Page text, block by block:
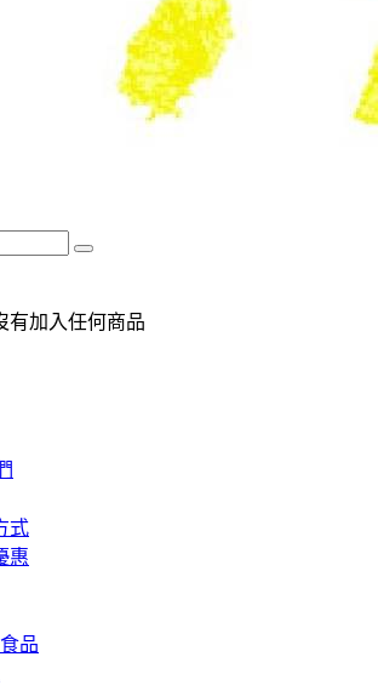
有加入任何商品
式
惠
品